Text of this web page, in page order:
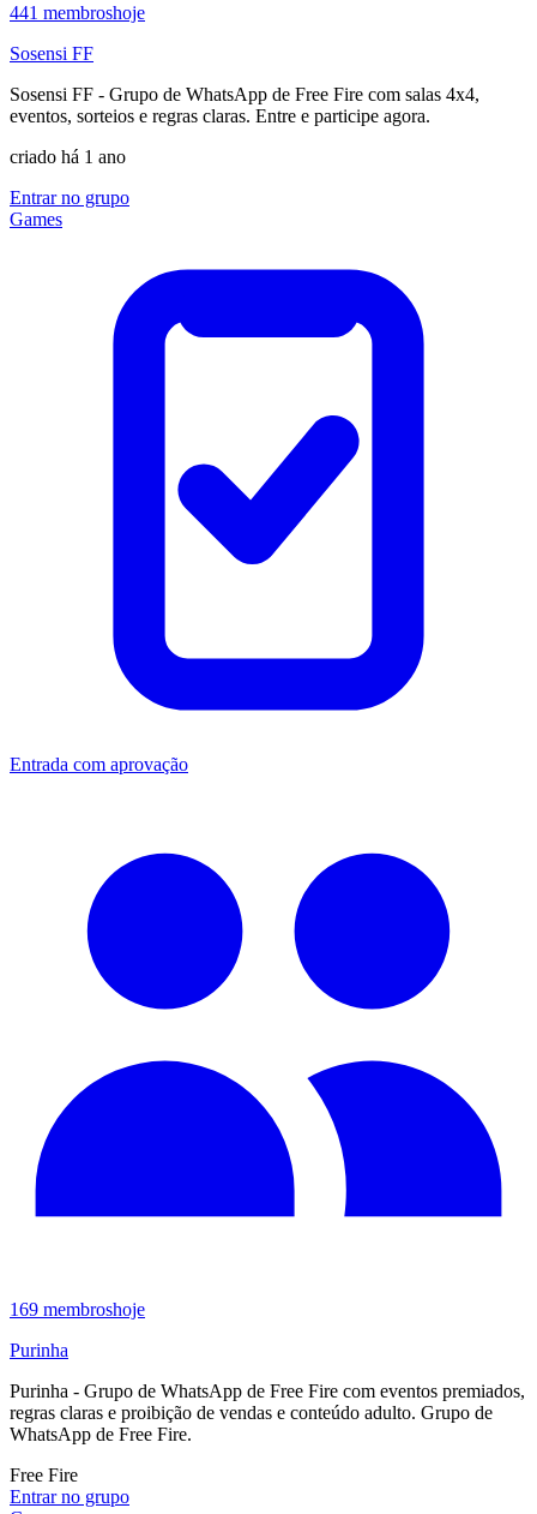
441 membroshoje
Sosensi FF
Sosensi FF - Grupo de WhatsApp de Free Fire com salas 4x4,
eventos, sorteios e regras claras. Entre e participe agora.
criado há 1 ano
Entrar no grupo
Games
Entrada com aprovação
169 membroshoje
Purinha
Purinha - Grupo de WhatsApp de Free Fire com eventos premiados,
regras claras e proibição de vendas e conteúdo adulto. Grupo de
WhatsApp de Free Fire.
Free Fire
Entrar no grupo